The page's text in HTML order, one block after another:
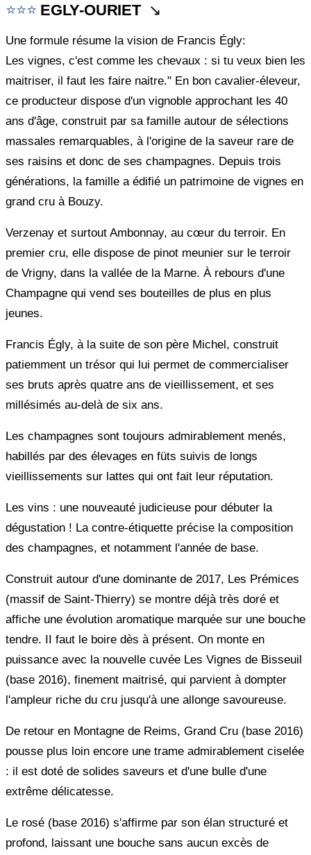
⭐⭐⭐ EGLY-OURIET ↘️
Une formule résume la vision de Francis Égly:
Les vignes, c'est comme les chevaux : si tu veux bien les
maitriser, il faut les faire naitre." En bon cavalier-éleveur,
ce producteur dispose d'un vignoble approchant les 40
ans d'âge, construit par sa famille autour de sélections
massales remarquables, à l'origine de la saveur rare de
ses raisins et donc de ses champagnes. Depuis trois
générations, la famille a édifié un patrimoine de vignes en
grand cru à Bouzy.
Verzenay et surtout Ambonnay, au cœur du terroir. En
premier cru, elle dispose de pinot meunier sur le terroir
de Vrigny, dans la vallée de la Marne. À rebours d'une
Champagne qui vend ses bouteilles de plus en plus
jeunes.
Francis Égly, à la suite de son père Michel, construit
patiemment un trésor qui lui permet de commercialiser
ses bruts après quatre ans de vieillissement, et ses
millésimés au-delà de six ans.
Les champagnes sont toujours admirablement menés,
habillés par des élevages en füts suivis de longs
vieillissements sur lattes qui ont fait leur réputation.
Les vins : une nouveauté judicieuse pour débuter la
dégustation ! La contre-étiquette précise la composition
des champagnes, et notamment l'année de base.
Construit autour d'une dominante de 2017, Les Prémices
(massif de Saint-Thierry) se montre déjà très doré et
affiche une évolution aromatique marquée sur une bouche
tendre. II faut le boire dès à présent. On monte en
puissance avec la nouvelle cuvée Les Vignes de Bisseuil
(base 2016), finement maitrisé, qui parvient à dompter
l'ampleur riche du cru jusqu'à une allonge savoureuse.
De retour en Montagne de Reims, Grand Cru (base 2016)
pousse plus loin encore une trame admirablement ciselée
: il est doté de solides saveurs et d'une bulle d'une
extrême délicatesse.
Le rosé (base 2016) s'affirme par son élan structuré et
profond, laissant une bouche sans aucun excès de